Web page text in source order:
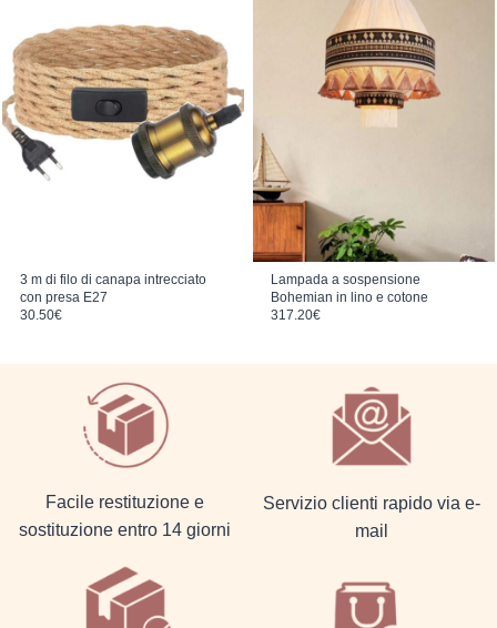
3 m di filo di canapa intrecciato
con presa E27
30.50€
Lampada a sospensione
Bohemian in lino e cotone
317.20€
Facile restituzione e
sostituzione entro 14 giorni
Servizio clienti rapido via e-
mail